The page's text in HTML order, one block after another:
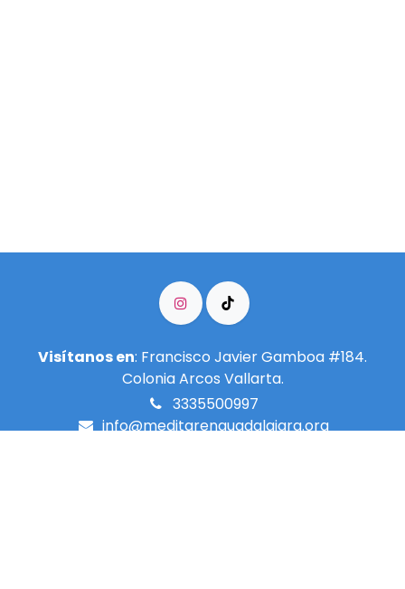
Visítanos en: Francisco Javier Gamboa #184.
Colonia Arcos Vallarta.
3335500997
info@meditarenguadalajara.​org